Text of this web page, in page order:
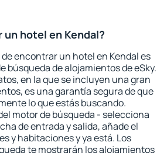
hotel en Kendal?
encontrar un hotel en Kendal es
búsqueda de alojamientos de eSky.
en la que se incluyen una gran
es una garantía segura de que
lo que estás buscando.
motor de búsqueda - selecciona
de entrada y salida, añade el
y habitaciones y ya está. Los
te mostrarán los alojamientos